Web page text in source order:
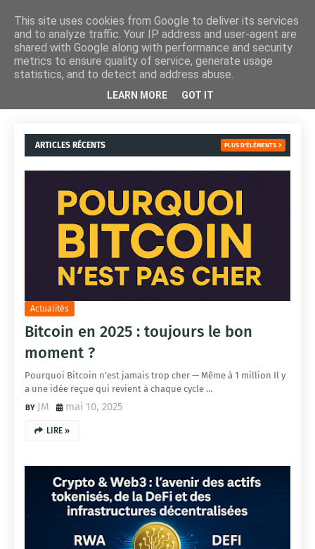
ARTICLES RÉCENTS PLUS D'ÉLÉMENTS
Actualités
Bitcoin en 2025 : toujours le bon
moment ?
Pourquoi Bitcoin n’est jamais trop cher — Même à 1 million Il y
a une idée reçue qui revient à chaque cycle …
JM mai 10, 2025
LIRE »
This site uses cookies from Google to deliver its services
and to analyze traffic. Your IP address and user-agent are
shared with Google along with performance and security
metrics to ensure quality of service, generate usage
statistics, and to detect and address abuse.
LEARN MORE GOT IT